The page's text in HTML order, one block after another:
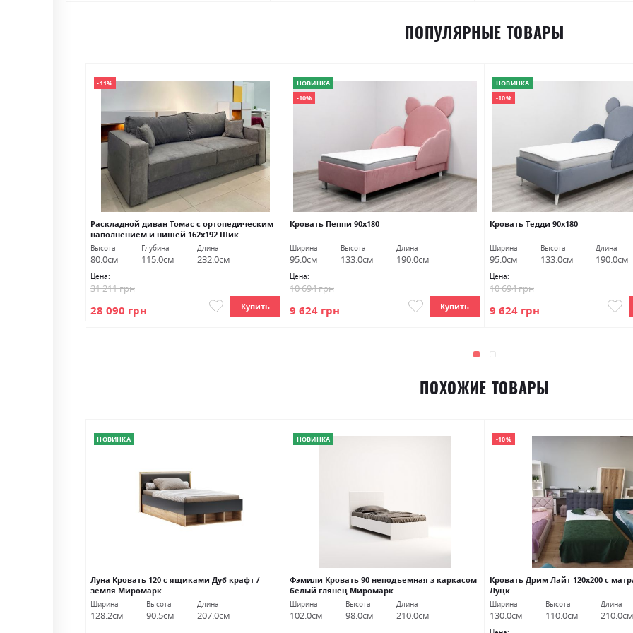
ПОПУЛЯРНЫЕ ТОВАРЫ
-11%
Раскладной диван Томас с ортопедическим
наполнением и нишей 162х192 Шик
Галичина
Высота
80.0см
Глубина
115.0см
Длина
232.0см
Цена:
28 090 грн
31 211 грн
Купить
НОВИНКА
-10%
Кровать Пеппи 90х180
Ширина
95.0см
Высота
133.0см
Длина
190.0см
Цена:
9 624 грн
10 694 грн
Купить
НОВИНКА
-10%
Кровать Тедди 90х180
Ширина
95.0см
Высота
133.0см
Длина
190.0см
Цена:
9 624 грн
10 694 грн
ПОХОЖИЕ ТОВАРЫ
НОВИНКА
Луна Кровать 120 с ящиками Дуб крафт /
земля Миромарк
Ширина
128.2см
Высота
90.5см
Длина
207.0см
НОВИНКА
Фэмили Кровать 90 неподъемная з каркасом
белый глянец Миромарк
Ширина
102.0см
Высота
98.0см
Длина
210.0см
-10%
Кровать Дрим Лайт 120х200 с
Луцк
Ширина
130.0см
Высота
110.0см
Длина
210.0см